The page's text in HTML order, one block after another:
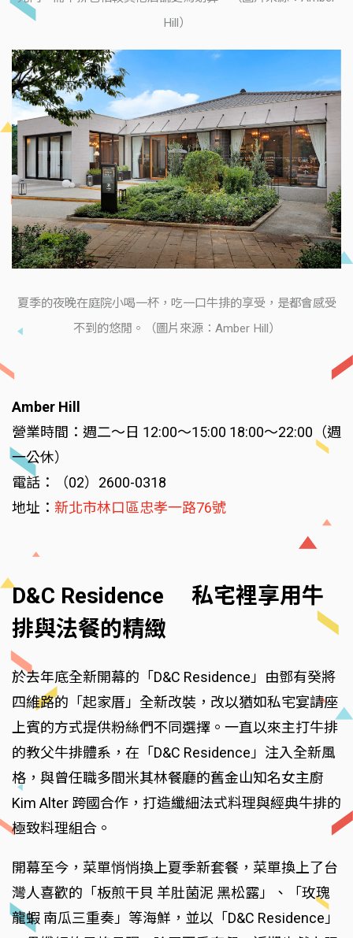
Hill）
夏季的夜晚在庭院小喝一杯，吃一口牛排的享受，是都會感受
不到的悠閒。（圖片來源：Amber Hill）
Amber Hill
營業時間：週二～日 12:00～15:00 18:00～22:00（週
一公休）
電話：（02）2600-0318
地址： 新北市林口區忠孝一路76號
D&C Residence 私宅裡享用牛
排與法餐的精緻
於去年底全新開幕的「D&C Residence」由鄧有癸將
四維路的「起家厝」全新改裝，改以猶如私宅宴請座
上賓的方式提供粉絲們不同選擇。一直以來主打牛排
的教父牛排體系，在「D&C Residence」注入全新風
格，與曾任職多間米其林餐廳的舊金山知名女主廚
Kim Alter 跨國合作，打造纖細法式料理與經典牛排的
極致料理組合。
開幕至今，菜單悄悄換上夏季新套餐，菜單換上了台
灣人喜歡的「板煎干貝 羊肚菌泥 黑松露」、「玫瑰
龍蝦 南瓜三重奏」等海鮮，並以「D&C Residence」